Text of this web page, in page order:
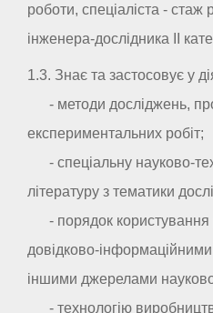
роботи, спеціаліста -
інженера-дослідника II
1.3. Знає та застосовує у
- методи досліджень,
експериментальних робіт;
- спеціальну науково-
літературу з тематики
- порядок користування
довідково-
іншими джерелами
- технологію